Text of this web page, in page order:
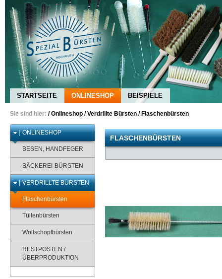
STARTSEITE ONLINESHOP BEISPIELE
Sie sind hier: /Onlineshop /Verdrillte Bürsten / Flaschenbürsten
ONLINESHOP
BESEN, HANDFEGER
BÄCKEREI-BÜRSTEN
VERDRILLTE BÜRSTEN
Flaschenbürsten
Tüllenbürsten
Wollschopfbürsten
RESTPOSTEN /
ÜBERPRODUKTION
FLASCHENBÜRSTEN